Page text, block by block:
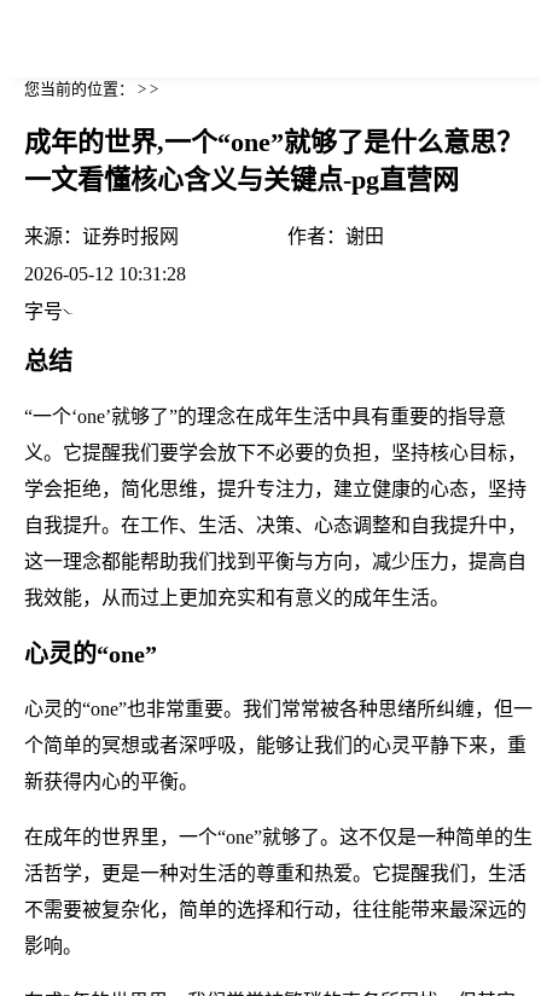
您当前的位置： > >
成年的世界,一个“one”就够了是什么意思？
一文看懂核心含义与关键点-pg直营网
来源： 证券时报网 作者： 谢田
2026-05-12 10:31:28
字号
总结
“一个‘one’就够了”的理念在成年生活中具有重要的指导意
义。它提醒我们要学会放下不必要的负担，坚持核心目标，
学会拒绝，简化思维，提升专注力，建立健康的心态，坚持
自我提升。在工作、生活、决策、心态调整和自我提升中，
这一理念都能帮助我们找到平衡与方向，减少压力，提高自
我效能，从而过上更加充实和有意义的成年生活。
心灵的“one”
心灵的“one”也非常重要。我们常常被各种思绪所纠缠，但一
个简单的冥想或者深呼吸，能够让我们的心灵平静下来，重
新获得内心的平衡。
在成年的世界里，一个“one”就够了。这不仅是一种简单的生
活哲学，更是一种对生活的尊重和热爱。它提醒我们，生活
不需要被复杂化，简单的选择和行动，往往能带来最深远的
影响。